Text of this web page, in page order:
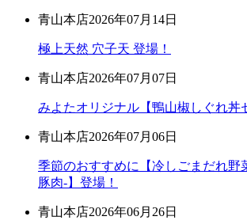
青山本店2026年07月14日
極上天然 穴子天 登場！
青山本店2026年07月07日
みよたオリジナル【鴨山椒しぐれ丼
青山本店2026年07月06日
季節のおすすめに【冷しごまだれ野
豚肉-】登場！
青山本店2026年06月26日